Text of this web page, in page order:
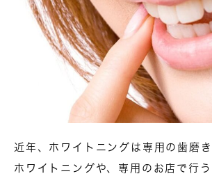
近年、ホワイトニングは専用の歯磨
ホワイトニングや、専用のお店で行